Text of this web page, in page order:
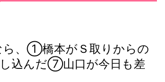
、①橋本がＳ取りからの
込んだ⑦山口が今日も差